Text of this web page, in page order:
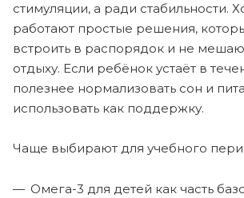
стимуляции, а ради стабильности.
работают простые решения,
встроить в распорядок и не
отдыху. Если ребёнок устаёт в
полезнее нормализовать сон и
использовать как поддержку.
Чаще выбирают для учебного
Омега-3 для детей как часть